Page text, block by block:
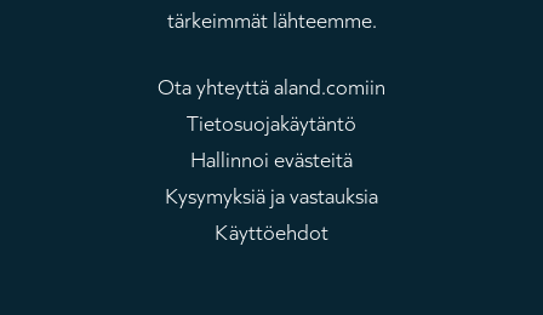
tärkeimmät lähteemme.
Ota yhteyttä aland.comiin
Tietosuojakäytäntö
Hallinnoi evästeitä
Kysymyksiä ja vastauksia
Käyttöehdot